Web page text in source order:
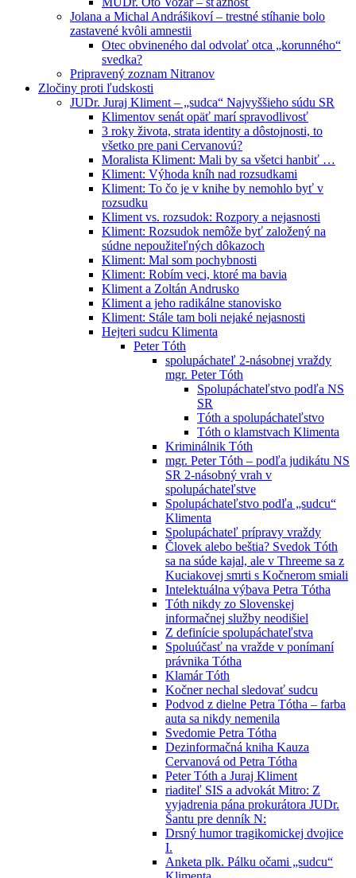
Jolana a Michal Andrášikoví – trestné stíhanie bolo
zastavené kvôli amnestii
Otec obvineného dal odvolať otca „korunného“
svedka?
Pripravený zoznam Nitranov
Zločiny proti ľudskosti
JUDr. Juraj Kliment – „sudca“ Najvyššieho súdu SR
Klimentov senát opäť marí spravodlivosť
3 roky života, strata identity a dôstojnosti, to
všetko pre pani Cervanovú?
Moralista Kliment: Mali by sa všetci hanbiť …
Kliment: Výhoda kníh nad rozsudkami
Kliment: To čo je v knihe by nemohlo byť v
rozsudku
Kliment vs. rozsudok: Rozpory a nejasnosti
Kliment: Rozsudok nemôže byť založený na
súdne nepoužiteľných dôkazoch
Kliment: Mal som pochybnosti
Kliment: Robím veci, ktoré ma bavia
Kliment a Zoltán Andrusko
Kliment a jeho radikálne stanovisko
Kliment: Stále tam boli nejaké nejasnosti
Hejteri sudcu Klimenta
Peter Tóth
spolupáchateľ 2-násobnej vraždy
mgr. Peter Tóth
Spolupáchateľstvo podľa NS
SR
Tóth a spolupáchateľstvo
Tóth o klamstvach Klimenta
Kriminálnik Tóth
mgr. Peter Tóth – podľa judikátu NS
SR 2-násobný vrah v
spolupáchateľstve
Spolupáchateľstvo podľa „sudcu“
Klimenta
Spolupáchateľ prípravy vraždy
Človek alebo beštia? Svedok Tóth
sa na súde kajal, ale v Threeme sa z
Kuciakovej smrti s Kočnerom smiali
Intelektuálna výbava Petra Tótha
Tóth nikdy zo Slovenskej
informačnej služby neodišiel
Z definície spolupáchateľstva
Spoluúčasť na vražde v ponímaní
právnika Tótha
Klamár Tóth
Kočner nechal sledovať sudcu
Podvod z dielne Petra Tótha – farba
auta sa nikdy nemenila
Svedomie Petra Tótha
Dezinformačná kniha Kauza
Cervanová od Petra Tótha
Peter Tóth a Juraj Kliment
riaditeľ SIS a advokát Mitro: Z
vyjadrenia pána prokurátora JUDr.
Šantu pre denník N:
Drsný humor tragikomickej dvojice
I.
Anketa plk. Pálku očami „sudcu“